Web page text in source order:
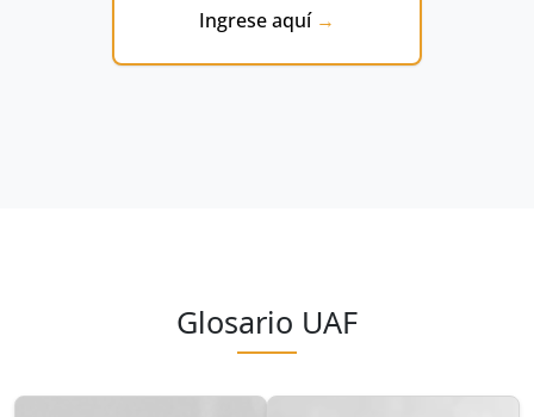
Ingrese aquí
Glosario UAF